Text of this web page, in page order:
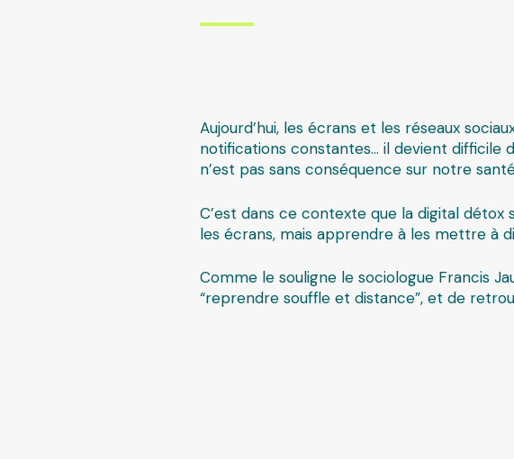
Aujourd’hui, les écrans et les réseaux
notifications constantes… il devient
n’est pas sans conséquence sur notre
C’est dans ce contexte que la digital
les écrans, mais apprendre à les mettre à
Comme le souligne le sociologue Francis
“reprendre souffle et distance”, et de